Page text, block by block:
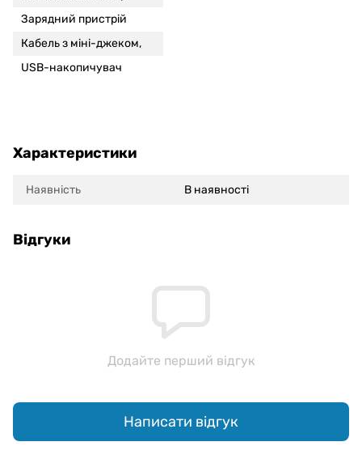
Зарядний пристрій
Кабель з міні-джеком,
USB-накопичувач
Характеристики
Наявність В наявності
Відгуки
Додайте перший відгук
Написати відгук